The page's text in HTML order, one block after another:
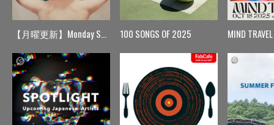
【月曜更新】Monday Spin 100 SONGS OF 2025 MIND TRAVEL